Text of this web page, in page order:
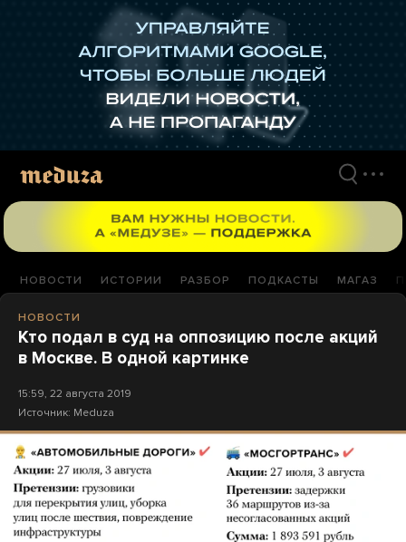
НОВОСТИ ИСТОРИИ РАЗБОР ПОДКАСТЫ МАГАЗ
НОВОСТИ
Кто подал в суд на оппозицию после акций
в Москве. В одной картинке
15:59, 22 августа 2019
Источник: Meduza